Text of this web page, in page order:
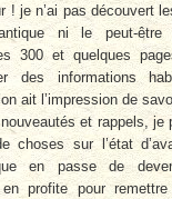
! je n’ai pas découvert
ni le peut-être
300 et quelques
des informations
ait l’impression de
et rappels, je
choses sur l’état
en passe de
profite pour